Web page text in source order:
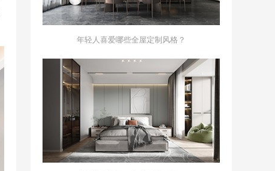
年轻人喜爱哪些全屋定制风格？